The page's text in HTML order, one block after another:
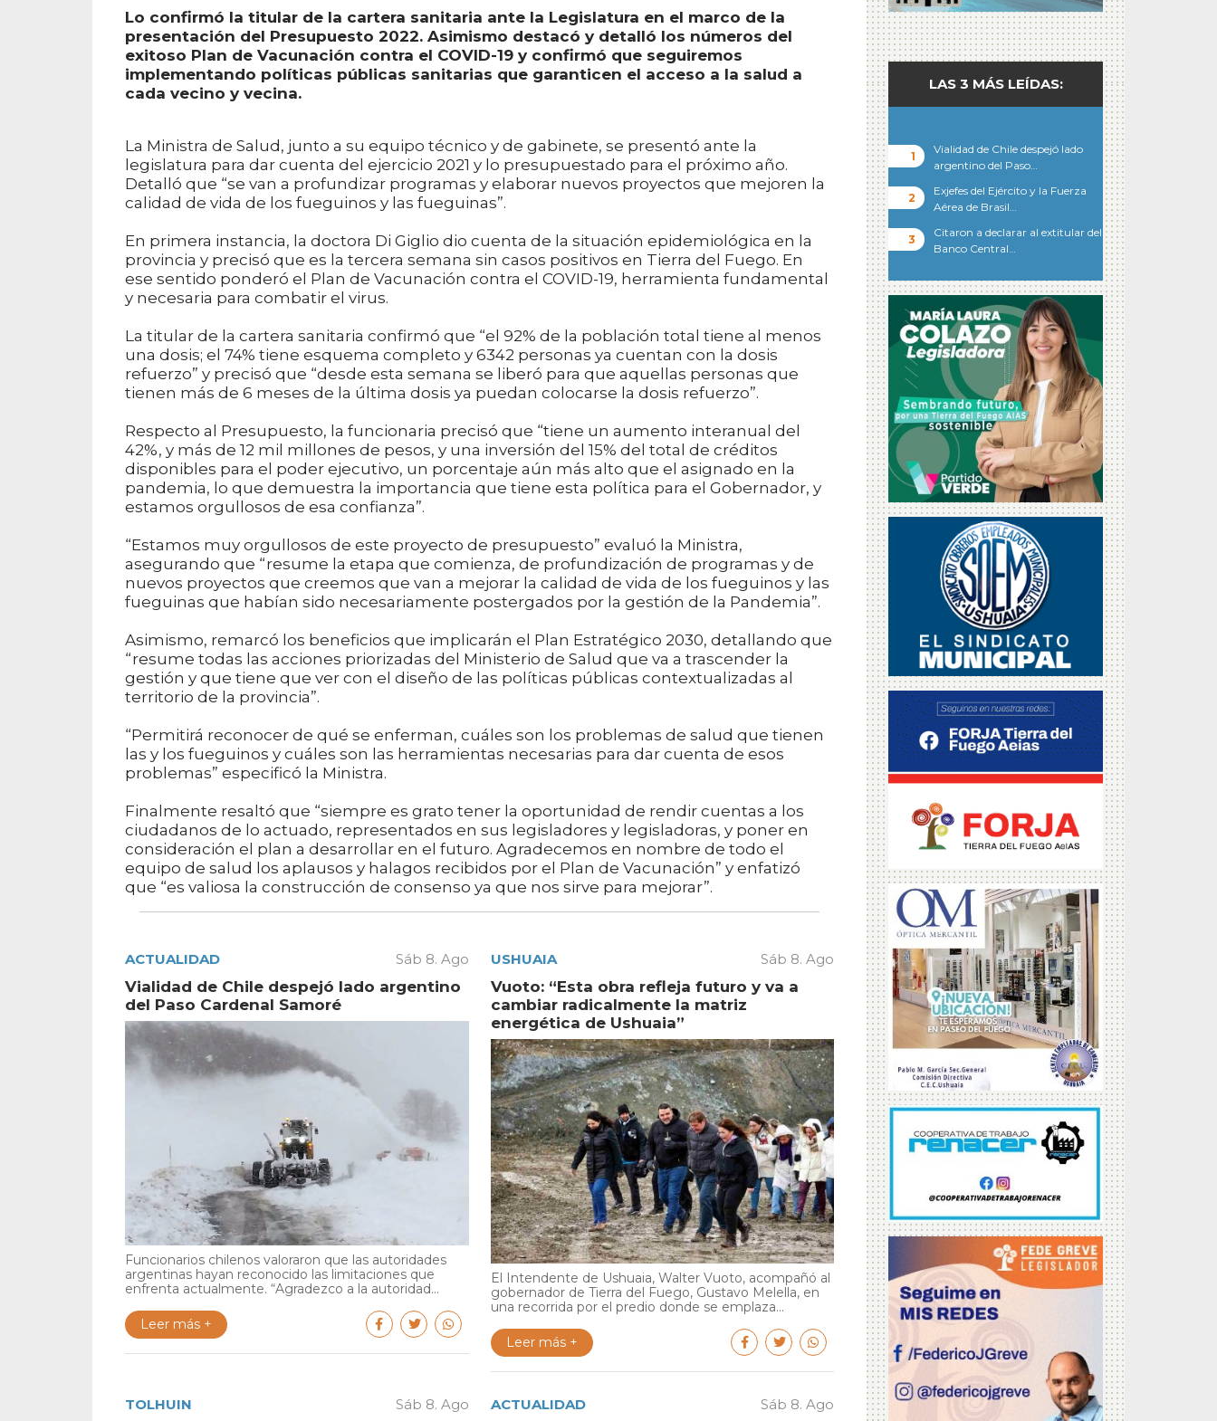
Lo confirmó la titular de la cartera sanitaria ante la Legislatura en el marco de la
presentación del Presupuesto 2022. Asimismo destacó y detalló los números del
exitoso Plan de Vacunación contra el COVID-19 y confirmó que seguiremos
implementando políticas públicas sanitarias que garanticen el acceso a la salud a
cada vecino y vecina.
La Ministra de Salud, junto a su equipo técnico y de gabinete, se presentó ante la
legislatura para dar cuenta del ejercicio 2021 y lo presupuestado para el próximo año.
Detalló que “se van a profundizar programas y elaborar nuevos proyectos que mejoren la
calidad de vida de los fueguinos y las fueguinas”.
En primera instancia, la doctora Di Giglio dio cuenta de la situación epidemiológica en la
provincia y precisó que es la tercera semana sin casos positivos en Tierra del Fuego. En
ese sentido ponderó el Plan de Vacunación contra el COVID-19, herramienta fundamental
y necesaria para combatir el virus.
La titular de la cartera sanitaria confirmó que “el 92% de la población total tiene al menos
una dosis; el 74% tiene esquema completo y 6342 personas ya cuentan con la dosis
refuerzo” y precisó que “desde esta semana se liberó para que aquellas personas que
tienen más de 6 meses de la última dosis ya puedan colocarse la dosis refuerzo”.
Respecto al Presupuesto, la funcionaria precisó que “tiene un aumento interanual del
42%, y más de 12 mil millones de pesos, y una inversión del 15% del total de créditos
disponibles para el poder ejecutivo, un porcentaje aún más alto que el asignado en la
pandemia, lo que demuestra la importancia que tiene esta política para el Gobernador, y
estamos orgullosos de esa confianza”.
“Estamos muy orgullosos de este proyecto de presupuesto” evaluó la Ministra,
asegurando que “resume la etapa que comienza, de profundización de programas y de
nuevos proyectos que creemos que van a mejorar la calidad de vida de los fueguinos y las
fueguinas que habían sido necesariamente postergados por la gestión de la Pandemia”.
Asimismo, remarcó los beneficios que implicarán el Plan Estratégico 2030, detallando que
“resume todas las acciones priorizadas del Ministerio de Salud que va a trascender la
gestión y que tiene que ver con el diseño de las políticas públicas contextualizadas al
territorio de la provincia”.
“Permitirá reconocer de qué se enferman, cuáles son los problemas de salud que tienen
las y los fueguinos y cuáles son las herramientas necesarias para dar cuenta de esos
problemas” especificó la Ministra.
Finalmente resaltó que “siempre es grato tener la oportunidad de rendir cuentas a los
ciudadanos de lo actuado, representados en sus legisladores y legisladoras, y poner en
consideración el plan a desarrollar en el futuro. Agradecemos en nombre de todo el
equipo de salud los aplausos y halagos recibidos por el Plan de Vacunación” y enfatizó
que “es valiosa la construcción de consenso ya que nos sirve para mejorar”.
ACTUALIDAD Sáb 8. Ago
Vialidad de Chile despejó lado argentino
del Paso Cardenal Samoré
Funcionarios chilenos valoraron que las autoridades
argentinas hayan reconocido las limitaciones que
enfrenta actualmente. “Agradezco a la autoridad...
Leer más +
USHUAIA Sáb 8. Ago
Vuoto: “Esta obra refleja futuro y va a
cambiar radicalmente la matriz
energética de Ushuaia”
El Intendente de Ushuaia, Walter Vuoto, acompañó al
gobernador de Tierra del Fuego, Gustavo Melella, en
una recorrida por el predio donde se emplaza...
Leer más +
TOLHUIN Sáb 8. Ago ACTUALIDAD Sáb 8. Ago
LAS 3 MÁS LEÍDAS:
Vialidad de Chile despejó lado
argentino del Paso…
Exjefes del Ejército y la Fuerza
Aérea de Brasil…
Citaron a declarar al extitular del
Banco Central…